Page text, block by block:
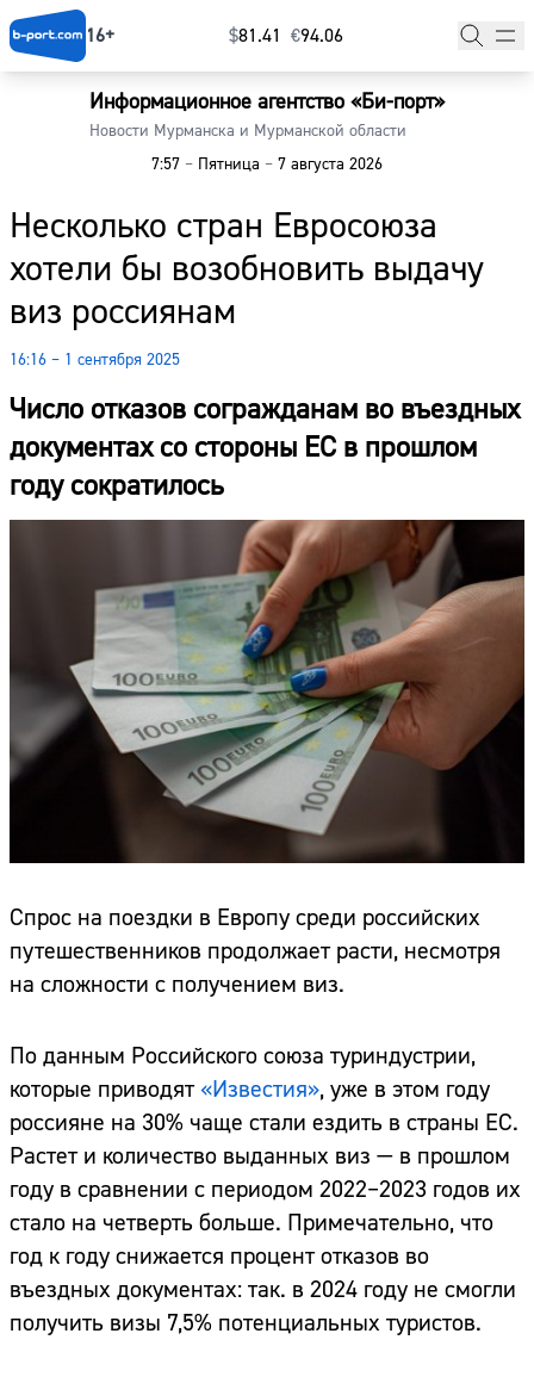
16+ $⁠81.41 €⁠94.06
Информационное агентство «Би-порт»
Новости Мурманска и Мурманской области
7:57 – Пятница – 7 августа 2026
Несколько стран Евросоюза
хотели бы возобновить выдачу
виз россиянам
16:16 – 1 сентября 2025
Число отказов согражданам во въездных
документах со стороны ЕС в прошлом
году сократилось
Спрос на поездки в Европу среди российских
путешественников продолжает расти, несмотря
на сложности с получением виз.
По данным Российского союза туриндустрии,
которые приводят«Известия», уже в этом году
россияне на 30% чаще стали ездить в страны ЕС.
Растет и количество выданных виз — в прошлом
году в сравнении с периодом 2022–2023 годов их
стало на четверть больше. Примечательно, что
год к году снижается процент отказов во
въездных документах: так. в 2024 году не смогли
получить визы 7,5% потенциальных туристов.
Главная
Наши гости
Фоторепортажи
Погода
Курсы валют